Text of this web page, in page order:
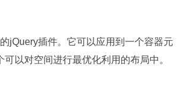
插件。它可以应用到一个容器元
以对空间进行最优化利用的布局中。